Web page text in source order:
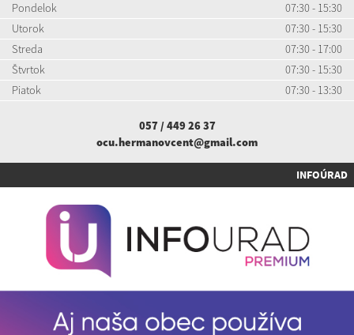
Pondelok
07:30 - 15:30
Utorok
07:30 - 15:30
Streda
07:30 - 17:00
Štvrtok
07:30 - 15:30
Piatok
07:30 - 13:30
057 / 449 26 37
ocu.hermanovcent@gmail.com
INFOÚRAD